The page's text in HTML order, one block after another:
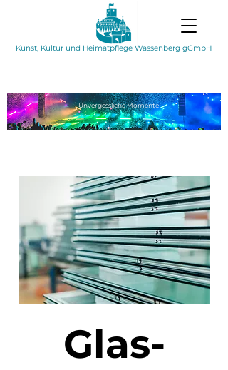
Kunst, Kultur und Heimatpflege Wassenberg gGmbH
UnvergesslicheMomente
Glas-